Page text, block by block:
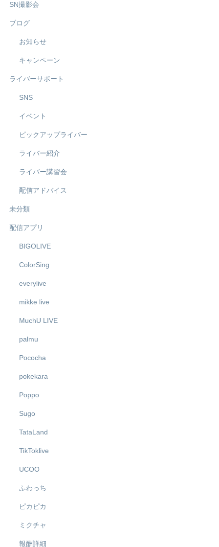
SN撮影会
ブログ
お知らせ
キャンペーン
ライバーサポート
SNS
イベント
ピックアップライバー
ライバー紹介
ライバー講習会
配信アドバイス
未分類
配信アプリ
BIGOLIVE
ColorSing
everylive
mikke live
MuchU LIVE
palmu
Pococha
pokekara
Poppo
Sugo
TataLand
TikToklive
UCOO
ふわっち
ピカピカ
ミクチャ
報酬詳細